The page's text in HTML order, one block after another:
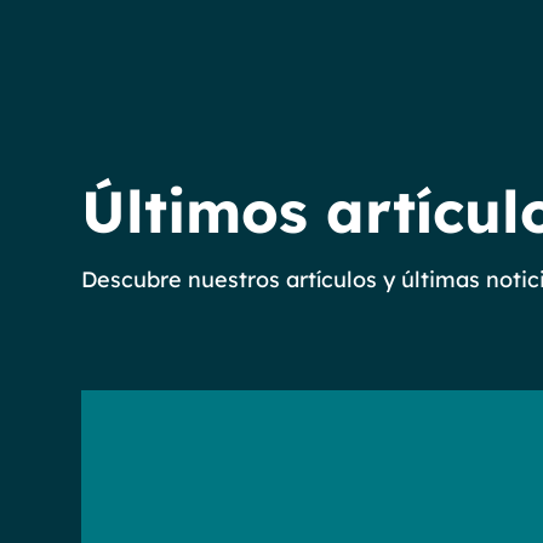
Últimos
Descubre nuestros artículos y últimas